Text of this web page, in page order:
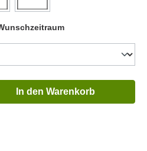
In den Warenkorb